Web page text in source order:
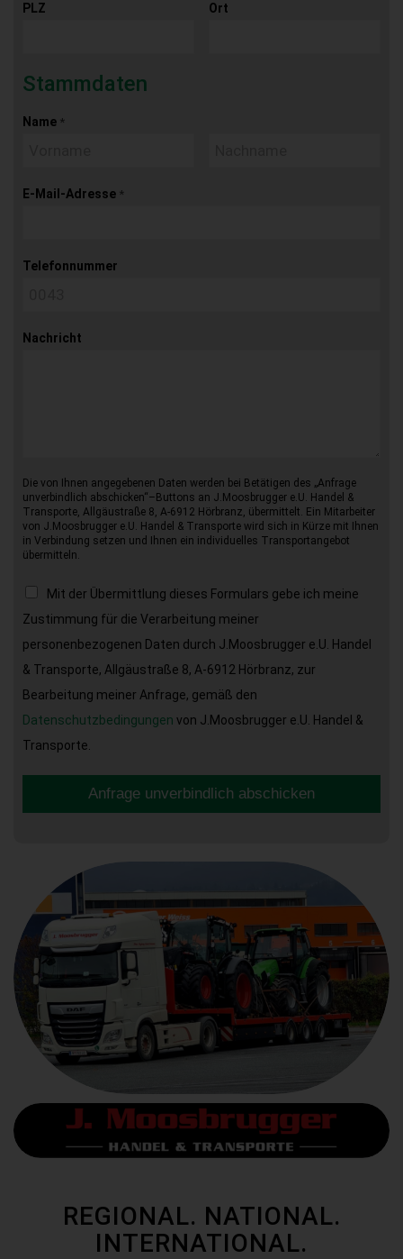
PLZ Ort
Stammdaten
Name *
E-Mail-Adresse *
Telefonnummer
Nachricht
Die von Ihnen angegebenen Daten werden bei Betätigen des „Anfrage
unverbindlich abschicken“–Buttons an J.Moosbrugger e.U. Handel &
Transporte, Allgäustraße 8, A-6912 Hörbranz, übermittelt. Ein Mitarbeiter
von J.Moosbrugger e.U. Handel & Transporte wird sich in Kürze mit Ihnen
in Verbindung setzen und Ihnen ein individuelles Transportangebot
übermitteln.
Mit der Übermittlung dieses Formulars gebe ich meine
Zustimmung für die Verarbeitung meiner
personenbezogenen Daten durch J.Moosbrugger e.U. Handel
& Transporte, Allgäustraße 8, A-6912 Hörbranz, zur
Bearbeitung meiner Anfrage, gemäß den
Datenschutzbedingungen von J.Moosbrugger e.U. Handel &
Transporte.
Anfrage unverbindlich abschicken
REGIONAL. NATIONAL.
INTERNATIONAL.